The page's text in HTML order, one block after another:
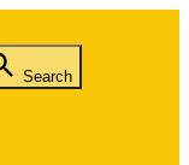
Search